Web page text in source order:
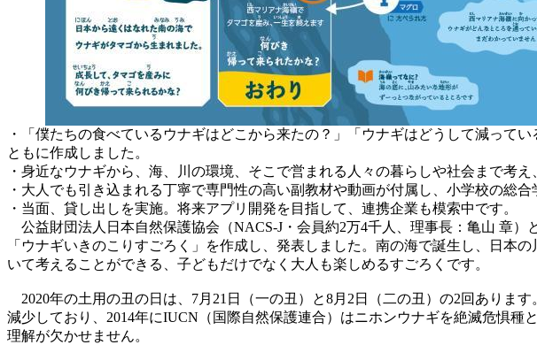
・「僕たちの食べているウナギはどこから来たの？」「ウナギはどうして減って
ともに作成しました。
・身近なウナギから、海、川の環境、そこで営まれる人々の暮らしや社会まで考
・大人でも引き込まれる丁寧で専門性の高い副教材や動画が付属し、小学校の総
・当面、貸し出しを実施。将来アプリ開発を目指して、連携企業も模索中です。
公益財団法人日本自然保護協会（NACS-J・会員約2万4千人、理事長：亀山 章
「ウナギいきのこりすごろく」を作成し、発表しました。南の海で誕生し、日本
いて考えることができる、子どもだけでなく大人も楽しめるすごろくです。
2020年の土用の丑の日は、7月21日（一の丑）と8月2日（二の丑）の2回ありま
減少しており、2014年にIUCN（国際自然保護連合）はニホンウナギを絶滅危惧
理解が欠かせません。